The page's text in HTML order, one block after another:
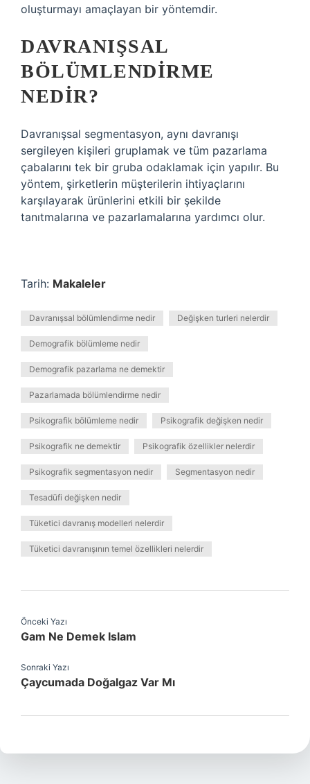
oluşturmayı amaçlayan bir yöntemdir.
DAVRANIŞSAL
BÖLÜMLENDIRME
NEDIR?
Davranışsal segmentasyon, aynı davranışı
sergileyen kişileri gruplamak ve tüm pazarlama
çabalarını tek bir gruba odaklamak için yapılır. Bu
yöntem, şirketlerin müşterilerin ihtiyaçlarını
karşılayarak ürünlerini etkili bir şekilde
tanıtmalarına ve pazarlamalarına yardımcı olur.
Tarih: Makaleler
Davranışsal bölümlendirme nedir Değişken turleri nelerdir
Demografik bölümleme nedir
Demografik pazarlama ne demektir
Pazarlamada bölümlendirme nedir
Psikografik bölümleme nedir Psikografik değişken nedir
Psikografik ne demektir Psikografik özellikler nelerdir
Psikografik segmentasyon nedir Segmentasyon nedir
Tesadüfi değişken nedir
Tüketici davranış modelleri nelerdir
Tüketici davranışının temel özellikleri nelerdir
Önceki Yazı
Gam Ne Demek Islam
Sonraki Yazı
Çaycumada Doğalgaz Var Mı